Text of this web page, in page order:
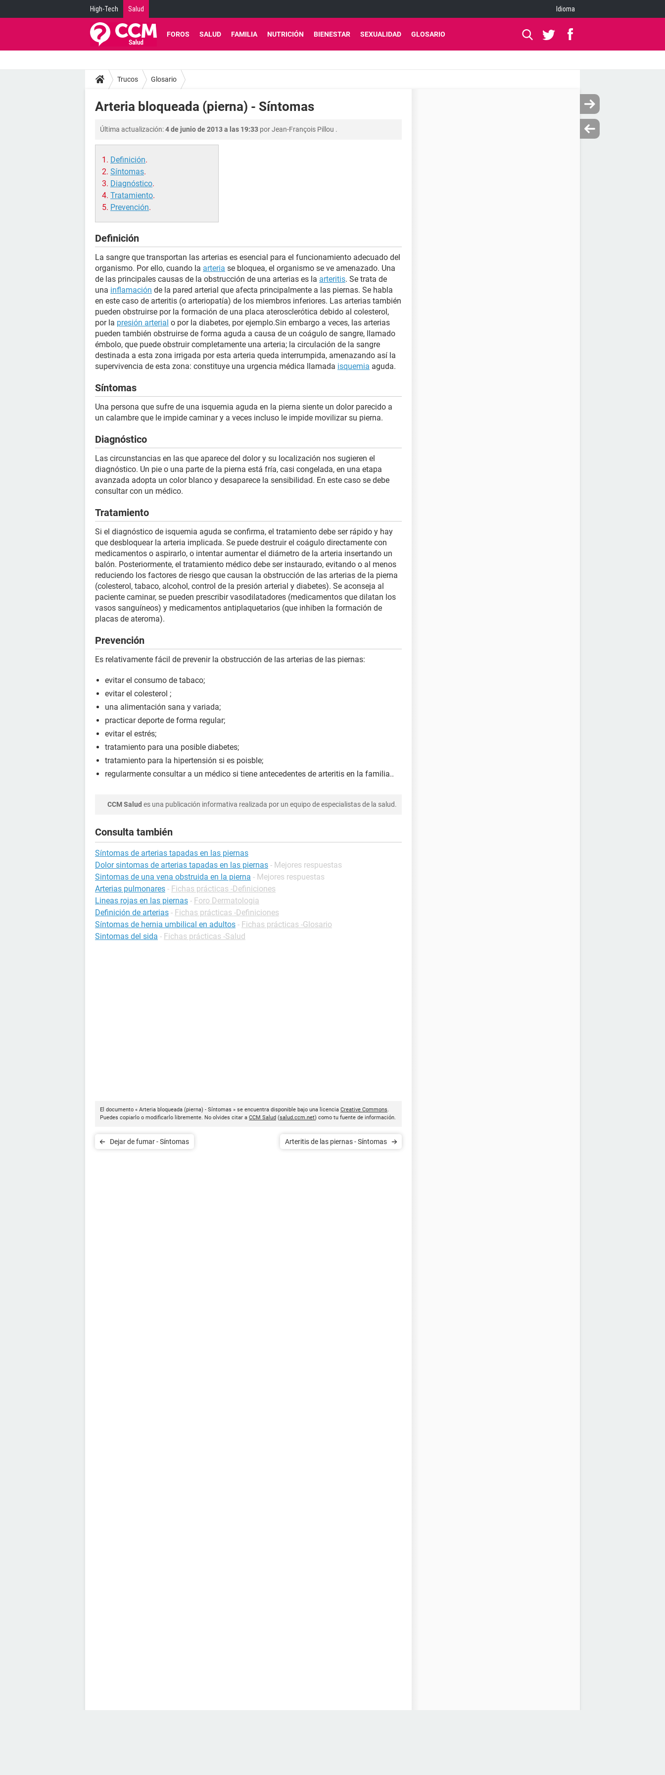
High-Tech Salud Idioma
FOROS SALUD FAMILIA NUTRICIÓN BIENESTAR SEXUALIDAD GLOSARIO
Trucos Glosario
Arteria bloqueada (pierna) - Síntomas
Última actualización:4 de junio de 2013 a las 19:33 porJean-François Pillou .
Definición.
Síntomas.
Diagnóstico.
Tratamiento.
Prevención.
Definición
La sangre que transportan las arterias es esencial para el funcionamiento adecuado del
organismo. Por ello, cuando la arteria se bloquea, el organismo se ve amenazado. Una
de las principales causas de la obstrucción de una arterias es la arteritis. Se trata de
una inflamación de la pared arterial que afecta principalmente a las piernas. Se habla
en este caso de arteritis (o arteriopatía) de los miembros inferiores. Las arterias también
pueden obstruirse por la formación de una placa aterosclerótica debido al colesterol,
por la presión arterial o por la diabetes, por ejemplo.Sin embargo a veces, las arterias
pueden también obstruirse de forma aguda a causa de un coágulo de sangre, llamado
émbolo, que puede obstruir completamente una arteria; la circulación de la sangre
destinada a esta zona irrigada por esta arteria queda interrumpida, amenazando así la
supervivencia de esta zona: constituye una urgencia médica llamada isquemia aguda.
Síntomas
Una persona que sufre de una isquemia aguda en la pierna siente un dolor parecido a
un calambre que le impide caminar y a veces incluso le impide movilizar su pierna.
Diagnóstico
Las circunstancias en las que aparece del dolor y su localización nos sugieren el
diagnóstico. Un pie o una parte de la pierna está fría, casi congelada, en una etapa
avanzada adopta un color blanco y desaparece la sensibilidad. En este caso se debe
consultar con un médico.
Tratamiento
Si el diagnóstico de isquemia aguda se confirma, el tratamiento debe ser rápido y hay
que desbloquear la arteria implicada. Se puede destruir el coágulo directamente con
medicamentos o aspirarlo, o intentar aumentar el diámetro de la arteria insertando un
balón. Posteriormente, el tratamiento médico debe ser instaurado, evitando o al menos
reduciendo los factores de riesgo que causan la obstrucción de las arterias de la pierna
(colesterol, tabaco, alcohol, control de la presión arterial y diabetes). Se aconseja al
paciente caminar, se pueden prescribir vasodilatadores (medicamentos que dilatan los
vasos sanguíneos) y medicamentos antiplaquetarios (que inhiben la formación de
placas de ateroma).
Prevención
Es relativamente fácil de prevenir la obstrucción de las arterias de las piernas:
evitar el consumo de tabaco;
evitar el colesterol ;
una alimentación sana y variada;
practicar deporte de forma regular;
evitar el estrés;
tratamiento para una posible diabetes;
tratamiento para la hipertensión si es poisble;
regularmente consultar a un médico si tiene antecedentes de arteritis en la familia..
CCM Salud es una publicación informativa realizada por un equipo de especialistas de la salud.
Consulta también
Síntomas de arterias tapadas en las piernas
Dolor sintomas de arterias tapadas en las piernas - Mejores respuestas
Sintomas de una vena obstruida en la pierna - Mejores respuestas
Arterias pulmonares - Fichas prácticas -Definiciones
Lineas rojas en las piernas - Foro Dermatologia
Definición de arterias - Fichas prácticas -Definiciones
Síntomas de hernia umbilical en adultos - Fichas prácticas -Glosario
Sintomas del sida - Fichas prácticas -Salud
El documento « Arteria bloqueada (pierna) - Síntomas » se encuentra disponible bajo una licencia Creative Commons.
Puedes copiarlo o modificarlo libremente. No olvides citar a CCM Salud (salud.ccm.net) como tu fuente de información.
Dejar de fumar - Síntomas Arteritis de las piernas - Síntomas